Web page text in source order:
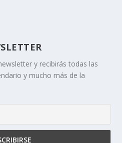
y recibirás todas las
y mucho más de la